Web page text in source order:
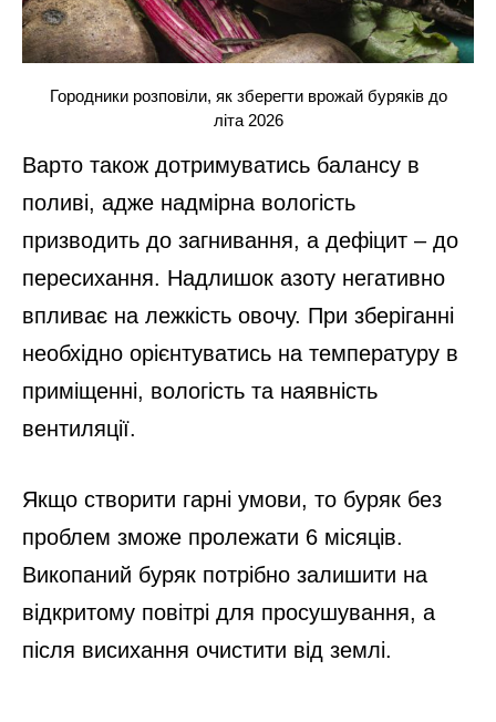
Городники розповіли, як зберегти врожай буряків до
літа 2026
Варто також дотримуватись балансу в
поливі, адже надмірна вологість
призводить до загнивання, а дефіцит – до
пересихання. Надлишок азоту негативно
впливає на лежкість овочу. При зберіганні
необхідно орієнтуватись на температуру в
приміщенні, вологість та наявність
вентиляції.
Якщо створити гарні умови, то буряк без
проблем зможе пролежати 6 місяців.
Викопаний буряк потрібно залишити на
відкритому повітрі для просушування, а
після висихання очистити від землі.